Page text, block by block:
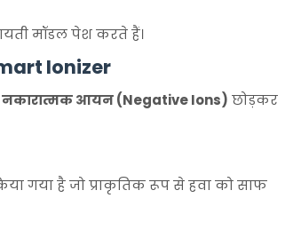
मॉडल पेश करते हैं।
Ionizer
नकारात्मक आयन (Negative Ions) छोड़कर
गया है जो प्राकृतिक रूप से हवा को साफ